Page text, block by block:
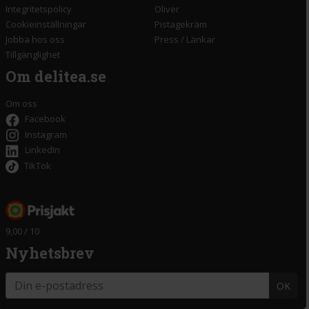
Integritetspolicy
Cookieinställningar
Jobba hos oss
Tillgänglighet
Oliver
Pistagekräm
Press / Länkar
Om delitea.se
Om oss
Facebook
Instagram
LinkedIn
TikTok
9,00 / 10
Nyhetsbrev
OK